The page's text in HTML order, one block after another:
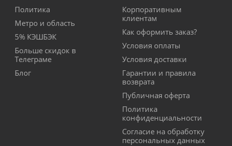
Политика
Метро и область
5% КЭШБЭК
Больше скидок в
Телеграме
Блог
Корпоративным
клиентам
Как оформить заказ?
Условия оплаты
Условия доставки
Гарантии и правила
возврата
Публичная оферта
Политика
конфиденциальности
Согласие на обработку
персональных данных